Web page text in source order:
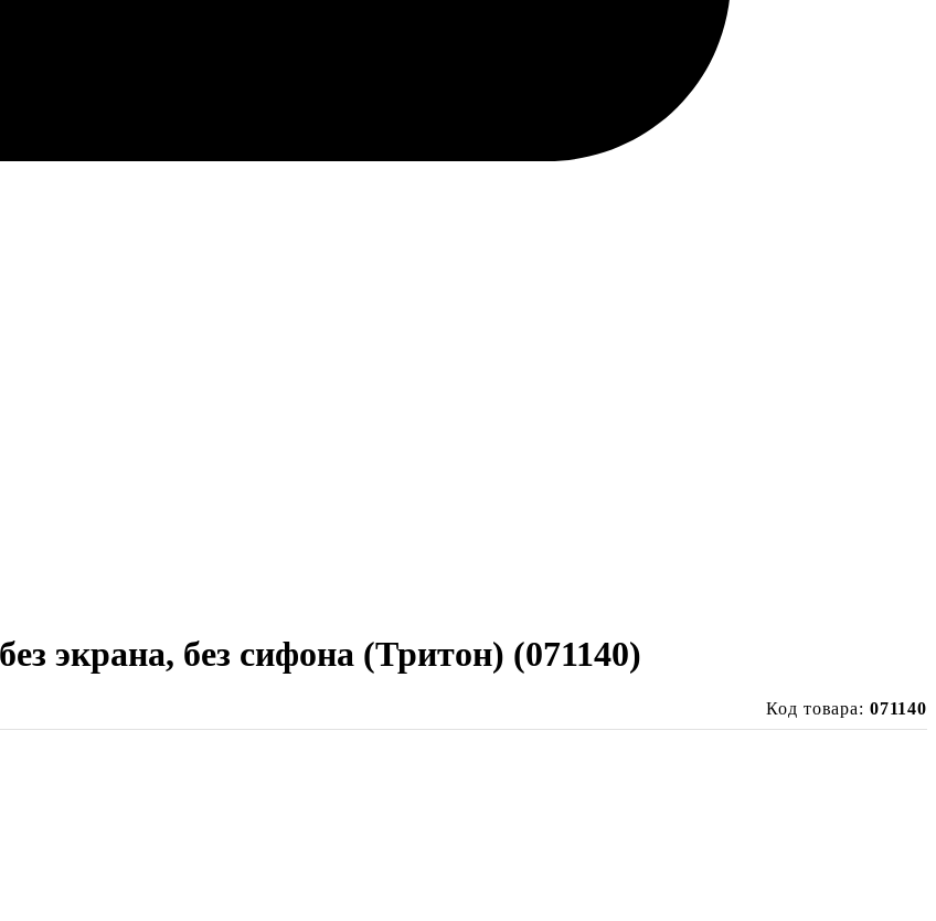
экрана, без сифона (Тритон) (071140)
Код товара: 071140